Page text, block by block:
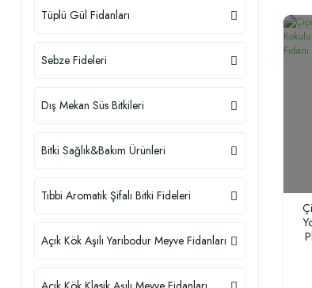
Tüplü Gül Fidanları
Sebze Fideleri
Dış Mekan Süs Bitkileri
Bitki Sağlık&Bakım Ürünleri
Tıbbi Aromatik Şifalı Bitki Fideleri
Açık Kök Aşılı Yarıbodur Meyve Fidanları